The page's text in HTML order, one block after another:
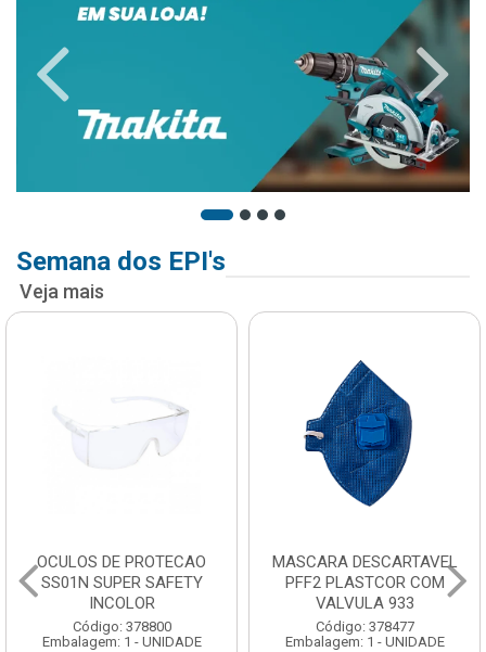
Semana dos EPI's
Veja mais
OCULOS DE PROTECAO
SS01N SUPER SAFETY
INCOLOR
Código: 378800
Embalagem: 1 - UNIDADE
MASCARA DESCARTAVEL
PFF2 PLASTCOR COM
VALVULA 933
Código: 378477
Embalagem: 1 - UNIDADE